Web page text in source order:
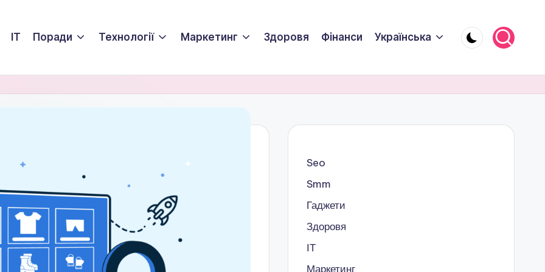
ІТ Поради Технології Маркетинг Здоровя Фінанси Українська
Seo
Smm
Гаджети
Здоровя
ІТ
Маркетинг